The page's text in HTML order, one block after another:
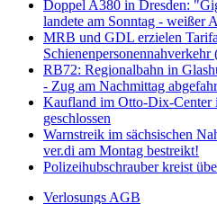
Doppel A380 in Dresden:
landete am Sonntag - weißer
MRB und GDL erzielen
RB72: Regionalbahn in
- Zug am Nachmittag
Kaufland im Otto-Dix-Center
geschlossen
Warnstreik im sächsischen
ver.di am Montag bestreikt!
Polizeihubschrauber kreist
Verlosungs AGB